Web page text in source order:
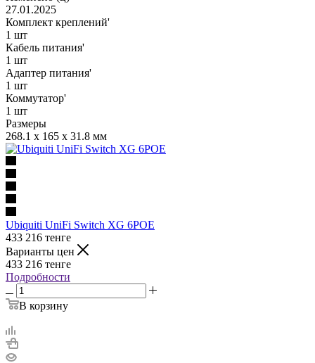
27.01.2025
Комплект креплений'
1 шт
Кабель питания'
1 шт
Адаптер питания'
1 шт
Коммутатор'
1 шт
Размеры
268.1 x 165 x 31.8 мм
Ubiquiti UniFi Switch XG 6POE
433 216 тенге
Варианты цен
433 216 тенге
Подробности
В корзину